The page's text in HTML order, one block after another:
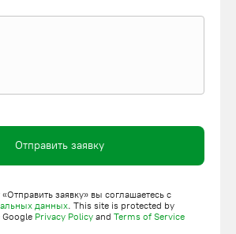
Отправить заявку
заявку» вы соглашаетесь с
данных. This site is protected by
Google Privacy Policy and Terms of Service